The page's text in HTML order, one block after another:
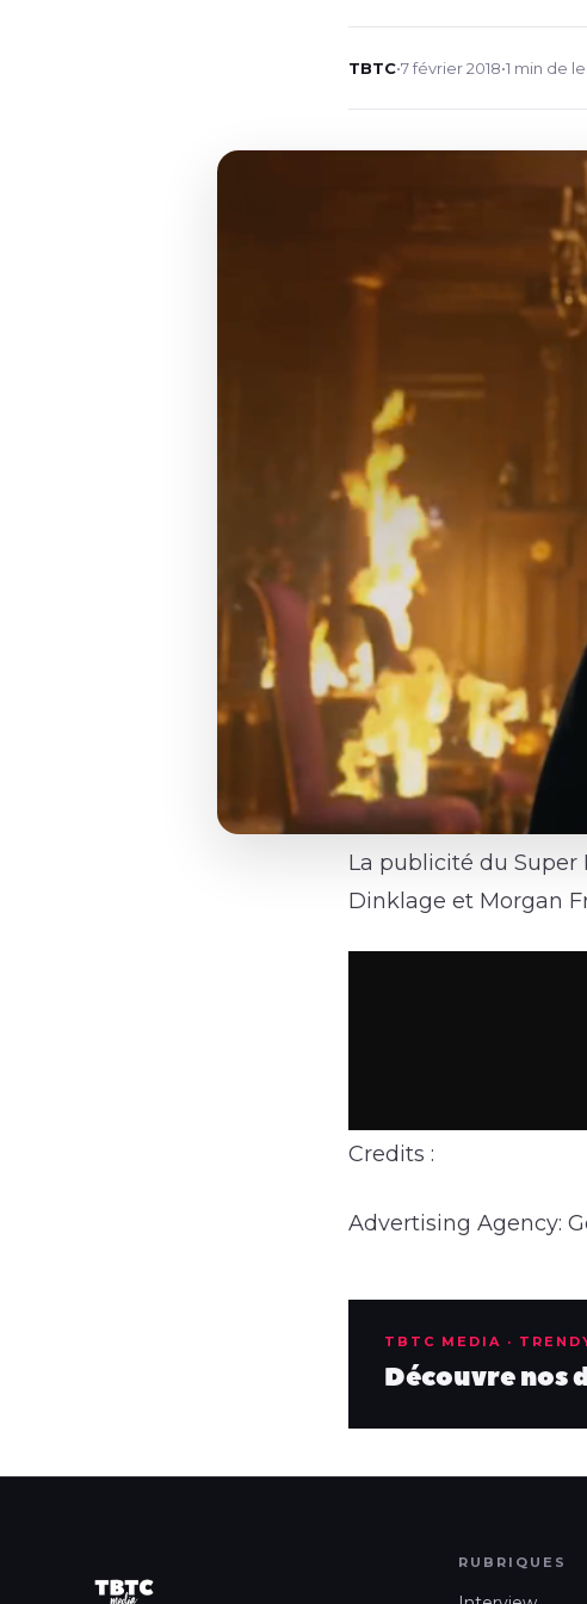
TBTC•7 février 2018•1 min de
La publicité du Super
Dinklage et Morgan
Credits :
Advertising Agency:
TBTC MEDIA ·
Découvre nos
RUBRIQUES